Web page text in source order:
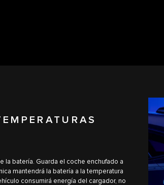
la batería. Guarda el coche enchufado a
mantendrá la batería a la temperatura
consumirá energía del cargador, no